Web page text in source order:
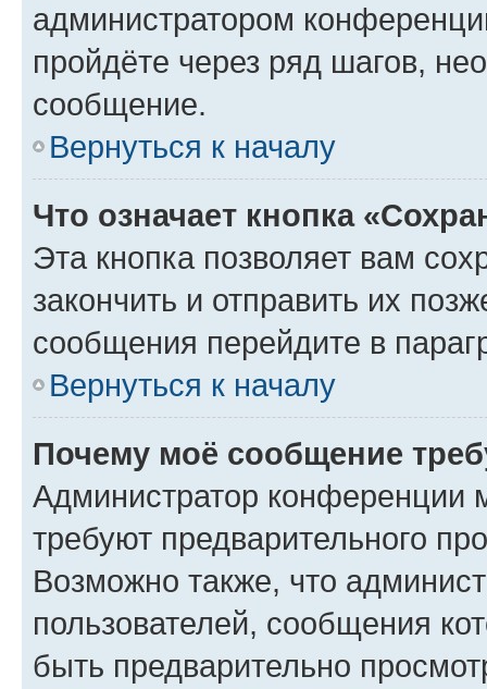
администратором
пройдёте через ряд шагов,
сообщение.
Вернуться к началу
Что означает кнопка
Эта кнопка позволяет вам
закончить и отправить их
сообщения перейдите в
Вернуться к началу
Почему моё сообщение
Администратор конференции
требуют предварительного
Возможно также, что
пользователей, сообщения
быть предварительно